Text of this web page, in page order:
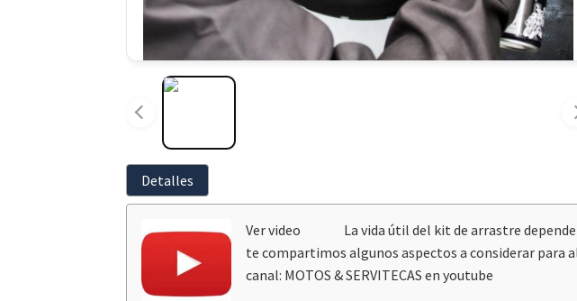
Detalles
Ver video La vida útil del kit de arrastre depende
te compartimos algunos aspectos a considerar para
canal: MOTOS & SERVITECAS en youtube